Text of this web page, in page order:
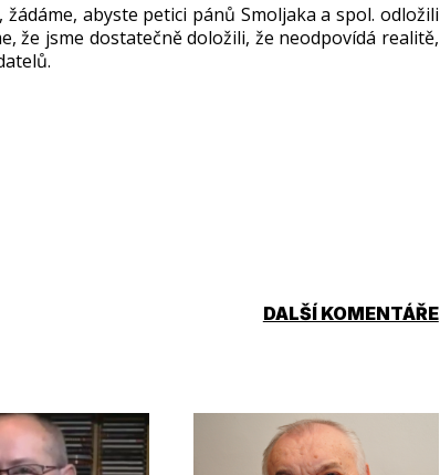
abyste petici pánů Smoljaka a spol. odložili
že jsme dostatečně doložili, že neodpovídá realitě,
DALŠÍ KOMENTÁŘE